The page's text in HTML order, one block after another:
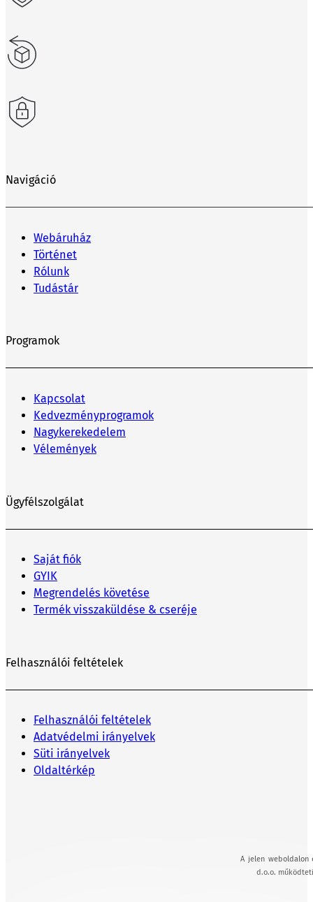
Navigáció
Webáruház
Történet
Rólunk
Tudástár
Programok
Kapcsolat
Kedvezményprogramok
Nagykerekedelem
Vélemények
Ügyfélszolgálat
Saját fiók
GYIK
Megrendelés követése
Termék visszaküldése & cseréje
Felhasználói feltételek
Felhasználói feltételek
Adatvédelmi irányelvek
Süti irányelvek
Oldaltérkép
A jelen weboldalon
d.o.o.